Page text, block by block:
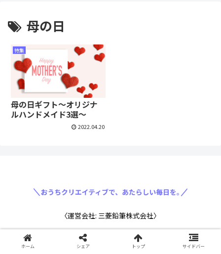
母の日
特集
母の日ギフト～オリジナ
ルハンドメイド3選～
2022.04.20
〈運営会社: 三菱鉛筆株式会社〉
ホーム シェア トップ サイドバー